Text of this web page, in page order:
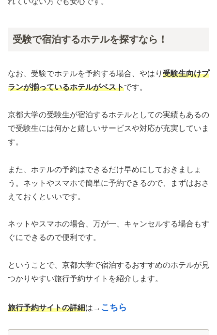
受験で宿泊するホテルを探すなら！
なお、受験でホテルを予約する場合、やはり 受験生向けプ
ランが揃っているホテルがベストです。
京都大学の受験生が宿泊するホテルとしての実績もあるの
で受験生には何かと嬉しいサービスや対応が充実していま
す。
また、ホテルの予約はできるだけ早めにしておきましょ
う。ネットやスマホで簡単に予約できるので、まずはおさ
えておくといいです。
ネットやスマホの場合、万が一、キャンセルする場合もす
ぐにできるので便利です。
ということで、京都大学で宿泊するおすすめのホテルが見
つかりやすい旅行予約サイトを紹介します。
旅行予約サイトの詳細は→ こちら